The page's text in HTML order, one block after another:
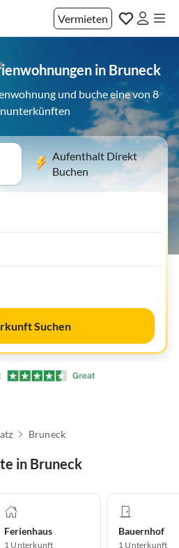
Vermieten
in Bruneck
und buche eine von 8
Aufenthalt Direkt
Buchen
Suchen
Bruneck
in Bruneck
Ferienhaus
1 Unterkunft
Bauernhof
1 Unterkunft